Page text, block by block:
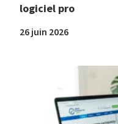
logiciel pro
26 juin 2026